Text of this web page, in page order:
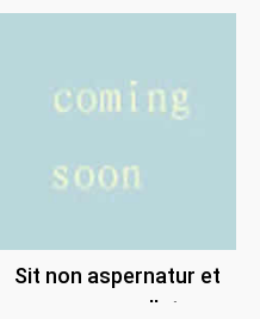
Sit non aspernatur et
quos repellat.